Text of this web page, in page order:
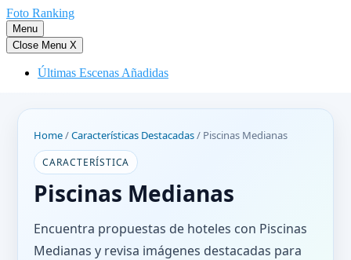
Saltar
al
contenido
Foto Ranking
Menu
Close Menu X
Últimas Escenas Añadidas
Home/Características Destacadas/ Piscinas Medianas
CARACTERÍSTICA
Piscinas Medianas
Encuentra propuestas de hoteles con Piscinas
Medianas y revisa imágenes destacadas para